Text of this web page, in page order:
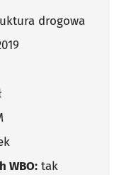
drogowa
WBO: tak